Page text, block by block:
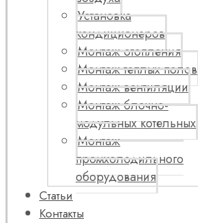
Установка
кондиционеров
Монтаж отопления
Монтаж теплых полов
Монтаж вентиляции
Монтаж блочно-
модульных котельных
Монтаж
промхолодильного
оборудования
Статьи
Контакты